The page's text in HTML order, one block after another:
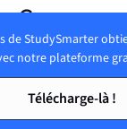
Tables des matières
Tables des matières
Groupe
groupe sur l'éthique
précieuse de
et d'apprendre
où chaque
de StudySmarter
notre plateforme
Télécharge-là !